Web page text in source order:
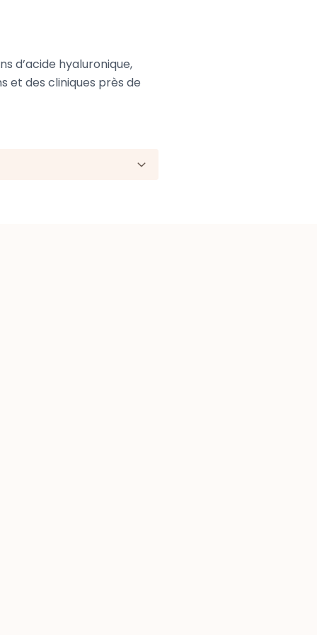
d’acide hyaluronique,
et des cliniques près de